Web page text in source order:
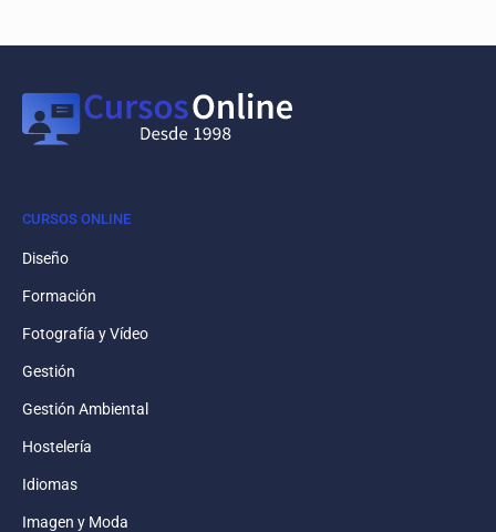
CURSOS ONLINE
Diseño
Formación
Fotografía y Vídeo
Gestión
Gestión Ambiental
Hostelería
Idiomas
Imagen y Moda